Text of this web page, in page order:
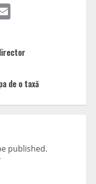
de o taxă
published.